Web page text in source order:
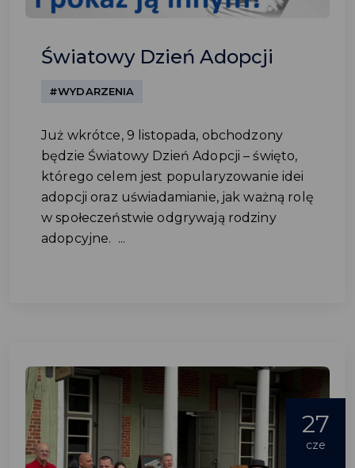
Światowy Dzień Adopcji
#WYDARZENIA
Już wkrótce, 9 listopada, obchodzony
będzie Światowy Dzień Adopcji – święto,
którego celem jest popularyzowanie idei
adopcji oraz uświadamianie, jak ważną rolę
w społeczeństwie odgrywają rodziny
adopcyjne. ...
27
cze